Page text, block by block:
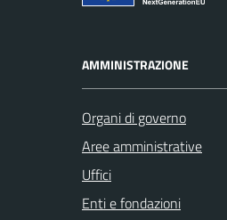
AMMINISTRAZIONE
Organi di governo
Aree amministrative
Uffici
Enti e fondazioni